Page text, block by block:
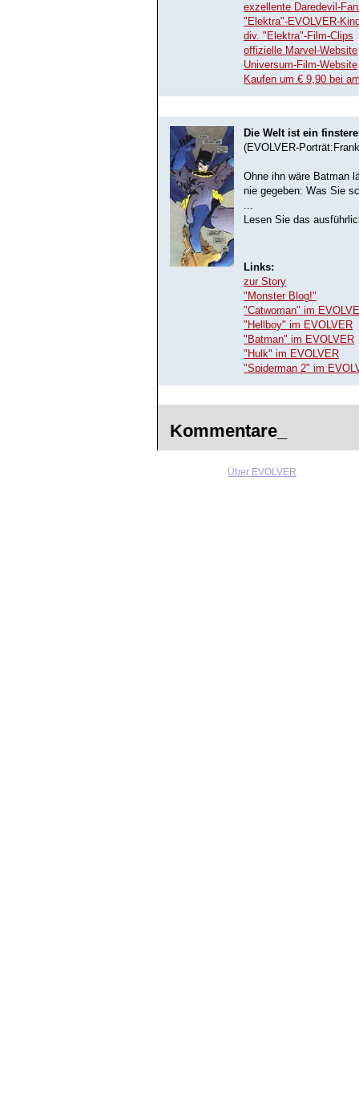
exzellente Daredevil-
"Elektra"-EVOLVER-
div. "Elektra"-Film-Clips
offizielle Marvel-Website
Universum-Film-Website
Kaufen um € 9,90 bei
Die Welt ist ein
(EVOLVER-
Ohne ihn wäre Batman
nie gegeben: Was Sie
Lesen Sie das
Links:
zur Story
"Monster Blog!"
"Catwoman" im
"Hellboy" im EVOLVER
"Batman" im EVOLVER
"Hulk" im EVOLVER
"Spiderman 2" im
Kommentare_
Über EVOLVER